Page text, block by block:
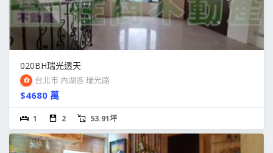
020BH瑞光透天
台北市 內湖區 瑞光路
$4680 萬
1 2 53.91坪